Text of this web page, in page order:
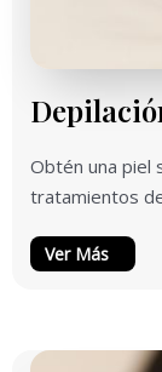
Obtén una piel
tratamientos
Ver Más